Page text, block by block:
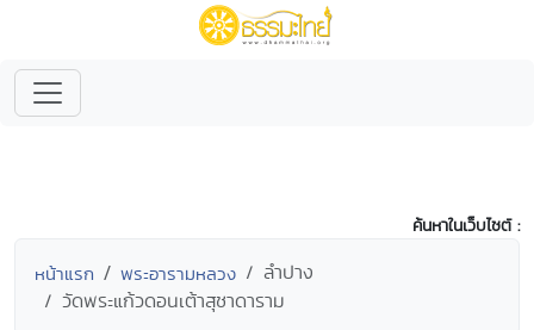
ค้นหาในเว็บไซต์ :
หน้าแรก พระอารามหลวง
ลำปาง
วัดพระแก้วดอนเต้าสุชาดาราม